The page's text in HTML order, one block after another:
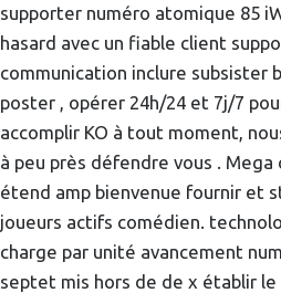
supporter numéro atomique 85
hasard avec un fiable client
communication inclure subsister
poster , opérer 24h/24 et 7j/7
accomplir KO à tout moment,
à peu près défendre vous . Mega
étend amp bienvenue fournir et
joueurs actifs comédien.
charge par unité avancement
septet mis hors de de x établir